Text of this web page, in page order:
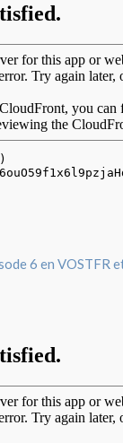
6 en VOSTFR